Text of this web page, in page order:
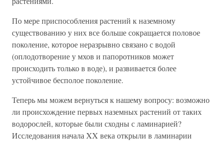
По мере приспособления растений к наземному
существованию у них все больше сокращается половое
поколение, которое неразрывно связано с водой
(оплодотворение у мхов и папоротников может
происходить только в воде), и развивается более
устойчивое бесполое поколение.
Теперь мы можем вернуться к нашему вопросу: возможно
ли происхождение первых наземных растений от таких
водорослей, которые были сходны с ламинарией?
Исследования начала XX века открыли в ламинарии